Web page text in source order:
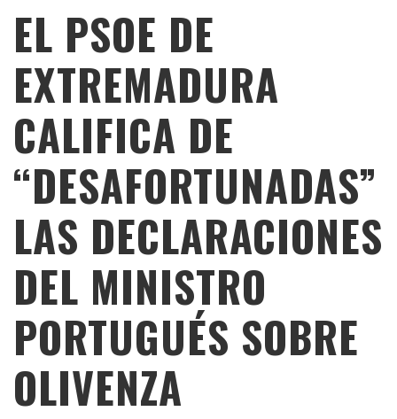
EL PSOE DE
EXTREMADURA
CALIFICA DE
“DESAFORTUNADAS”
LAS DECLARACIONES
DEL MINISTRO
PORTUGUÉS SOBRE
OLIVENZA